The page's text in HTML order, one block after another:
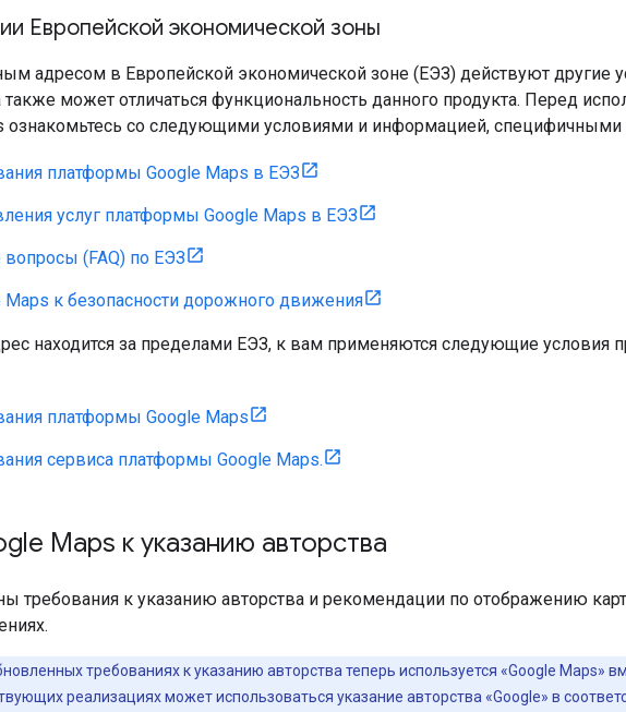
Европейской экономической зоны
адресом в Европейской экономической зоне (ЕЭЗ) действуют другие
также может отличаться функциональность данного продукта. Перед
ознакомьтесь со следующими условиями и информацией, специфичными
платформы Google Maps в ЕЭЗ
услуг платформы Google Maps в ЕЭЗ
вопросы (FAQ) по ЕЭЗ
Maps к безопасности дорожного движения
находится за пределами ЕЭЗ, к вам применяются следующие условия
платформы Google Maps
сервиса платформы Google Maps.
Maps к указанию авторства
требования к указанию авторства и рекомендации по отображению
требованиях к указанию авторства теперь используется «Google Maps»
реализациях может использоваться указание авторства «Google» в